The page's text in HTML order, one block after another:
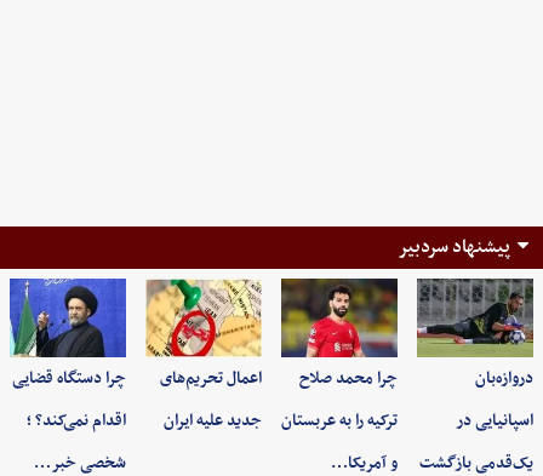
پیشنهاد سردبیر
دروازه‌بان
اسپانیایی در
یک‌قدمی بازگشت
چرا محمد صلاح
ترکیه را به عربستان
و آمریکا…
اعمال تحریم‌های
جدید علیه ایران
چرا دستگاه قضایی
اقدام نمی‌کند؟ ؛
شخصی خبر…